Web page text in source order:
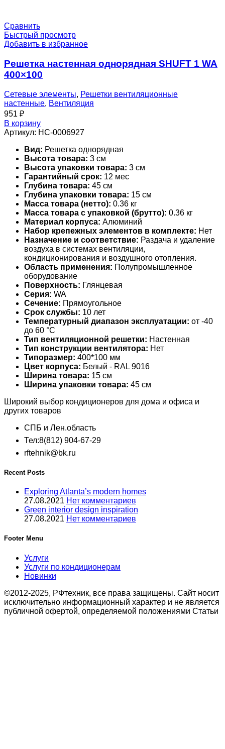
Сравнить
Быстрый просмотр
Добавить в избранное
Решетка настенная однорядная SHUFT 1 WA
400×100
Сетевые элементы, Решетки вентиляционные
настенные, Вентиляция
951 ₽
В корзину
Артикул: НС-0006927
Вид: Решетка однорядная
Высота товара: 3 см
Высота упаковки товара: 3 см
Гарантийный срок: 12 мес
Глубина товара: 45 см
Глубина упаковки товара: 15 см
Масса товара (нетто): 0.36 кг
Масса товара с упаковкой (брутто): 0.36 кг
Материал корпуса: Алюминий
Набор крепежных элементов в комплекте: Нет
Назначение и соответствие: Раздача и удаление
воздуха в системах вентиляции,
кондиционирования и воздушного отопления.
Область применения: Полупромышленное
оборудование
Поверхность: Глянцевая
Серия: WA
Сечение: Прямоугольное
Срок службы: 10 лет
Температурный диапазон эксплуатации: от -40
до 60 °С
Тип вентиляционной решетки: Настенная
Тип конструкции вентилятора: Нет
Типоразмер: 400*100 мм
Цвет корпуса: Белый - RAL 9016
Ширина товара: 15 см
Ширина упаковки товара: 45 см
Широкий выбор кондиционеров для дома и офиса и
других товаров
СПБ и Лен.область
Тел:8(812) 904-67-29
rftehnik@bk.ru
Recent Posts
Exploring Atlanta’s modern homes
27.08.2021 Нет комментариев
Green interior design inspiration
27.08.2021 Нет комментариев
Footer Menu
Услуги
Услуги по кондиционерам
Новинки
©2012-2025, РФтехник, все права защищены. Сайт носит
исключительно информационный характер и не является
публичной офертой, определяемой положениями Статьи